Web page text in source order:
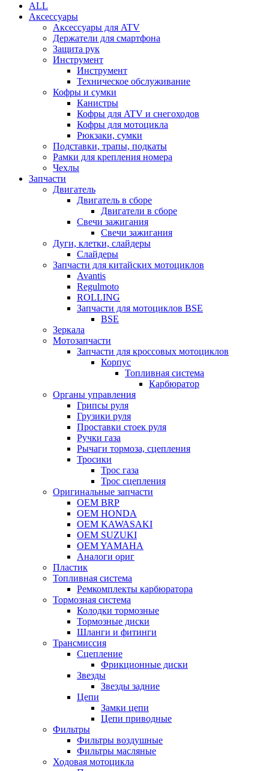
ALL
Аксессуары
Аксессуары для ATV
Держатели для смартфона
Защита рук
Инструмент
Инструмент
Техническое обслуживание
Кофры и сумки
Канистры
Кофры для ATV и снегоходов
Кофры для мотоцикла
Рюкзаки, сумки
Подставки, трапы, подкаты
Рамки для крепления номера
Чехлы
Запчасти
Двигатель
Двигатель в сборе
Двигатели в сборе
Свечи зажигания
Свечи зажигания
Дуги, клетки, слайдеры
Слайдеры
Запчасти для китайских мотоциклов
Avantis
Regulmoto
ROLLING
Запчасти для мотоциклов BSE
BSE
Зеркала
Мотозапчасти
Запчасти для кроссовых мотоциклов
Корпус
Топливная система
Карбюратор
Органы управления
Грипсы руля
Грузики руля
Проставки стоек руля
Ручки газа
Рычаги тормоза, сцепления
Тросики
Трос газа
Трос сцепления
Оригинальные запчасти
OEM BRP
OEM HONDA
OEM KAWASAKI
OEM SUZUKI
OEM YAMAHA
Аналоги ориг
Пластик
Топливная система
Ремкомплекты карбюратора
Тормозная система
Колодки тормозные
Тормозные диски
Шланги и фитинги
Трансмиссия
Cцепление
Фрикционные диски
Звезды
Звезды задние
Цепи
Замки цепи
Цепи приводные
Фильтры
Фильтры воздушные
Фильтры масляные
Ходовая мотоцикла